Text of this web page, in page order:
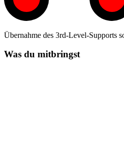
Übernahme des 3rd-Level-Supports
Was du mitbringst